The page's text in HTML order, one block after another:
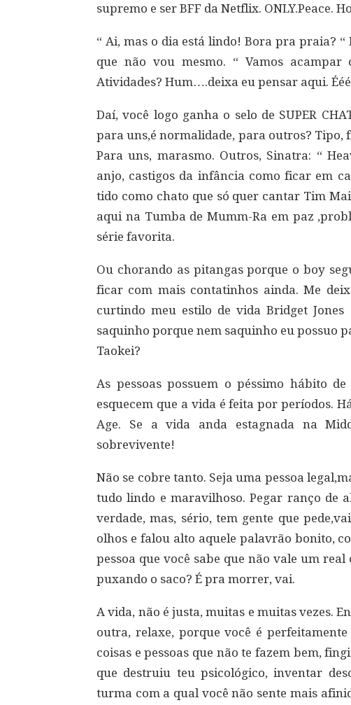
supremo e ser BFF da Netflix. ONLY.Peace.
“ Ai, mas o dia está lindo! Bora pra praia? “
que não vou mesmo. “ Vamos
Atividades? Hum….deixa eu pensar aqui.
Daí, você logo ganha o selo de SUPER
para uns,é normalidade, para outros? Tipo,
Para uns, marasmo. Outros, Sinatra: “
anjo, castigos da infância como ficar em
tido como chato que só quer cantar Tim
aqui na Tumba de Mumm-Ra em paz
série favorita.
Ou chorando as pitangas porque o boy
ficar com mais contatinhos ainda. Me
curtindo meu estilo de vida Bridget
saquinho porque nem saquinho eu possuo
Taokei?
As pessoas possuem o péssimo hábito
esquecem que a vida é feita por períodos.
Age. Se a vida anda estagnada na
sobrevivente!
Não se cobre tanto. Seja uma pessoa
tudo lindo e maravilhoso. Pegar ranço de
verdade, mas, sério, tem gente que
olhos e falou alto aquele palavrão bonito,
pessoa que você sabe que não vale um
puxando o saco? É pra morrer, vai.
A vida, não é justa, muitas e muitas vezes.
outra, relaxe, porque você é
coisas e pessoas que não te fazem bem,
que destruiu teu psicológico, inventar
turma com a qual você não sente mais